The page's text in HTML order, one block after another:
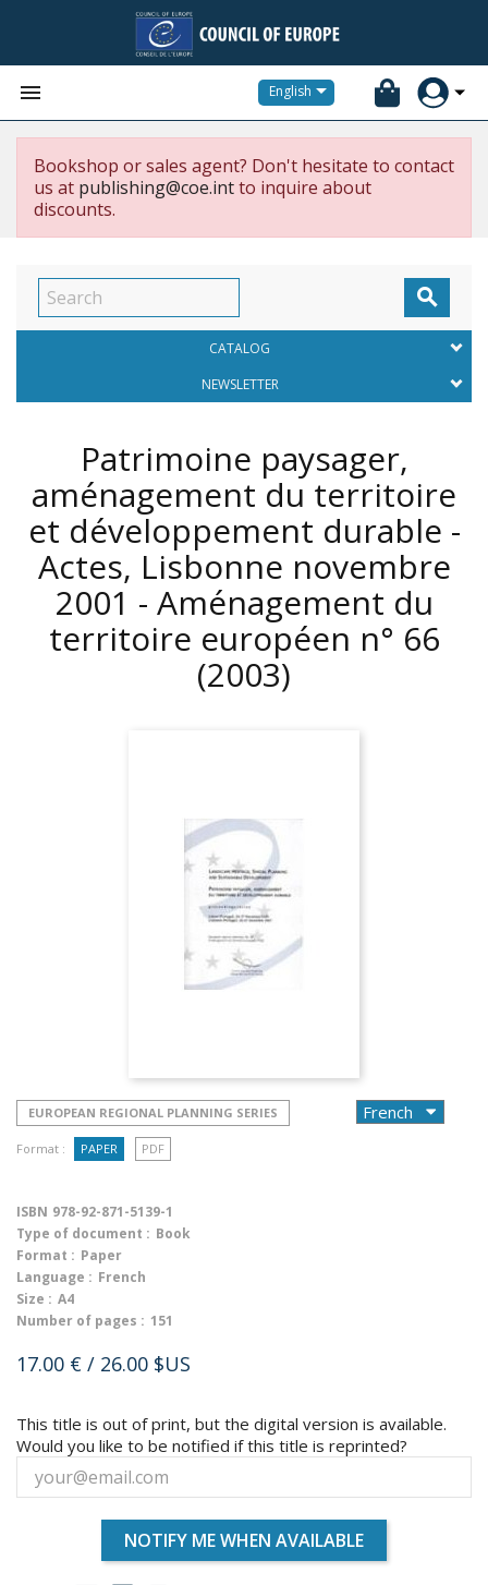
 English
Bookshop or sales agent? Don't hesitate to contact
us at publishing@coe.intto inquire about
discounts.

CATALOG
NEWSLETTER
Patrimoine paysager,
aménagement du territoire
et développement durable -
Actes, Lisbonne novembre
2001 - Aménagement du
territoire européen n° 66
(2003)
EUROPEAN REGIONAL PLANNING SERIES
Format : PAPER PDF
ISBN 978-92-871-5139-1
Type of document : Book
Format : Paper
Language : French
Size : A4
Number of pages : 151
17.00 € / 26.00 $US
This title is out of print, but the digital version is available.
Would you like to be notified if this title is reprinted?
NOTIFY ME WHEN AVAILABLE